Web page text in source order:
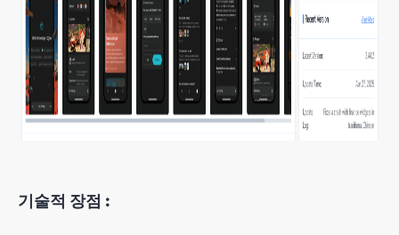
기술적 장점 :